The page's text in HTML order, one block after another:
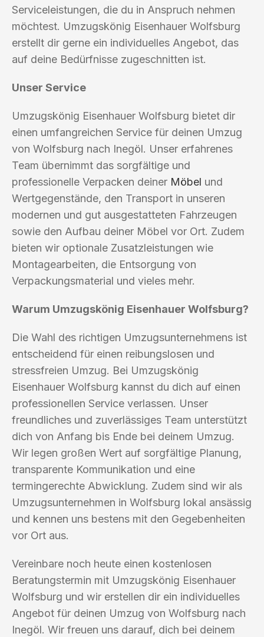
Serviceleistungen, die du in Anspruch nehmen
möchtest. Umzugskönig Eisenhauer Wolfsburg
erstellt dir gerne ein individuelles Angebot, das
auf deine Bedürfnisse zugeschnitten ist.
Unser Service
Umzugskönig Eisenhauer Wolfsburg bietet dir
einen umfangreichen Service für deinen Umzug
von Wolfsburg nach Inegöl. Unser erfahrenes
Team übernimmt das sorgfältige und
professionelle Verpacken deiner Möbel und
Wertgegenstände, den Transport in unseren
modernen und gut ausgestatteten Fahrzeugen
sowie den Aufbau deiner Möbel vor Ort. Zudem
bieten wir optionale Zusatzleistungen wie
Montagearbeiten, die Entsorgung von
Verpackungsmaterial und vieles mehr.
Warum Umzugskönig Eisenhauer Wolfsburg?
Die Wahl des richtigen Umzugsunternehmens ist
entscheidend für einen reibungslosen und
stressfreien Umzug. Bei Umzugskönig
Eisenhauer Wolfsburg kannst du dich auf einen
professionellen Service verlassen. Unser
freundliches und zuverlässiges Team unterstützt
dich von Anfang bis Ende bei deinem Umzug.
Wir legen großen Wert auf sorgfältige Planung,
transparente Kommunikation und eine
termingerechte Abwicklung. Zudem sind wir als
Umzugsunternehmen in Wolfsburg lokal ansässig
und kennen uns bestens mit den Gegebenheiten
vor Ort aus.
Vereinbare noch heute einen kostenlosen
Beratungstermin mit Umzugskönig Eisenhauer
Wolfsburg und wir erstellen dir ein individuelles
Angebot für deinen Umzug von Wolfsburg nach
Inegöl. Wir freuen uns darauf, dich bei deinem